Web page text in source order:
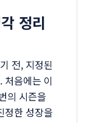
정리
전, 지정된
처음에는 이
의 시즌을
정한 성장을